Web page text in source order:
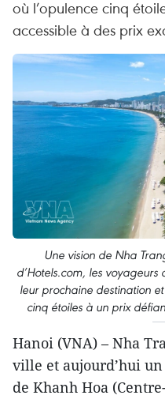
où l’opulence cinq
accessible à des prix
Une vision de Nha
d’Hotels.com, les
leur prochaine destination
cinq étoiles à un prix
Hanoi (VNA) – Nha
ville et aujourd’hui
de Khanh Hoa